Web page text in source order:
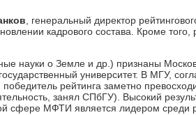
, генеральный директор
кадрового состава. Кроме того,
науки о Земле и др.) признаны
университет. В МГУ,
рейтинга заметно
занял СПбГУ). Высокий
сфере МФТИ является лидером среди